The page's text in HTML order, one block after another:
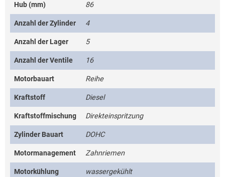
Hub (mm) 86
Anzahl der Zylinder 4
Anzahl der Lager 5
Anzahl der Ventile 16
Motorbauart Reihe
Kraftstoff Diesel
Kraftstoffmischung Direkteinspritzung
Zylinder Bauart DOHC
Motormanagement Zahnriemen
Motorkühlung wassergekühlt